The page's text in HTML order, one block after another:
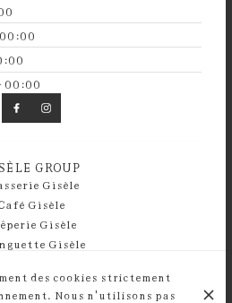
00:00
GROUP
Gisèle
Gisèle
Gisèle
Gisèle
Gisèle 2026
des cookies strictement
Nous n'utilisons pas